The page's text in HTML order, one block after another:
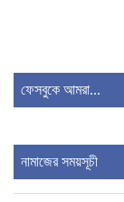
ফেসবুকে আমরা...
নামাজের সময়সূচী